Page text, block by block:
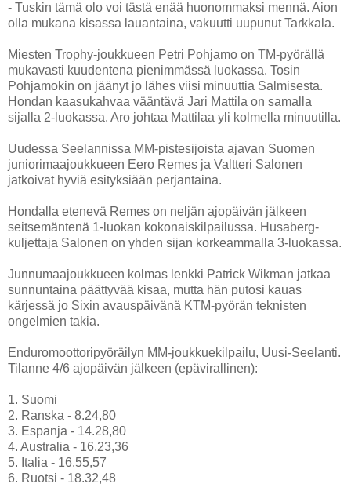
- Tuskin tämä olo voi tästä enää huonommaksi mennä. Aion
olla mukana kisassa lauantaina, vakuutti uupunut Tarkkala.
Miesten Trophy-joukkueen Petri Pohjamo on TM-pyörällä
mukavasti kuudentena pienimmässä luokassa. Tosin
Pohjamokin on jäänyt jo lähes viisi minuuttia Salmisesta.
Hondan kaasukahvaa vääntävä Jari Mattila on samalla
sijalla 2-luokassa. Aro johtaa Mattilaa yli kolmella minuutilla.
Uudessa Seelannissa MM-pistesijoista ajavan Suomen
juniorimaajoukkueen Eero Remes ja Valtteri Salonen
jatkoivat hyviä esityksiään perjantaina.
Hondalla etenevä Remes on neljän ajopäivän jälkeen
seitsemäntenä 1-luokan kokonaiskilpailussa. Husaberg-
kuljettaja Salonen on yhden sijan korkeammalla 3-luokassa.
Junnumaajoukkueen kolmas lenkki Patrick Wikman jatkaa
sunnuntaina päättyvää kisaa, mutta hän putosi kauas
kärjessä jo Sixin avauspäivänä KTM-pyörän teknisten
ongelmien takia.
Enduromoottoripyöräilyn MM-joukkuekilpailu, Uusi-Seelanti.
Tilanne 4/6 ajopäivän jälkeen (epävirallinen):
1. Suomi
2. Ranska - 8.24,80
3. Espanja - 14.28,80
4. Australia - 16.23,36
5. Italia - 16.55,57
6. Ruotsi - 18.32,48